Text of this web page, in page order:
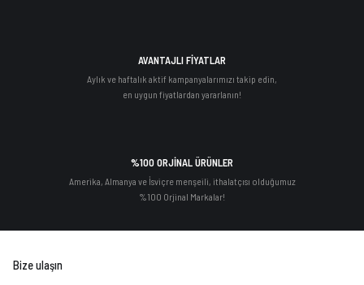
AVANTAJLI FİYATLAR
Aylık ve haftalık aktif kampanyalarımızı takip edin,
en uygun fiyatlardan yararlanın!
%100 ORJİNAL ÜRÜNLER
Amerika, Almanya ve İsviçre menşeili, ithalatçısı olduğumuz
%100 Orjinal Markalar!
Bize ulaşın